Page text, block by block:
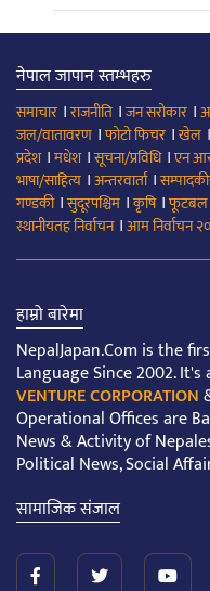
नेपाल जापान स्तम्भहरु
समाचार ।राजनीति ।जन सरोकार ।
जल/वातावरण ।फोटो फिचर ।खेल
प्रदेश।मधेश।सूचना/प्रविधि।एन
भाषा/साहित्य ।अन्तरवार्ता।
गण्डकी।सुदूरपश्चिम ।कृषि।फूटबल
स्थानीयतह निर्वाचन।आम निर्वाचन
हाम्रो बारेमा
NepalJapan.Com is the
Language Since 2002.
VENTURE CORPORATION
Operational Offices are
News & Activity of
Political News, Social
सामाजिक संजाल